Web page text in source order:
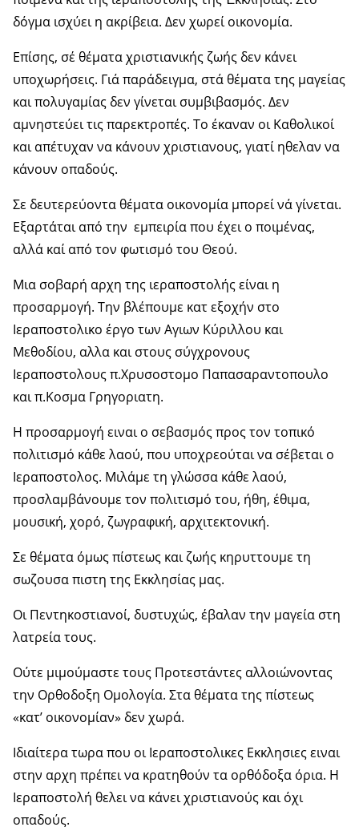
δόγμα ισχύει η ακρίβεια. Δεν χωρεί οικονομία.
Επίσης, σέ θέματα χριστιανικής ζωής δεν κάνει
υποχωρήσεις. Γιά παράδειγμα, στά θέματα της μαγείας
και πολυγαμίας δεν γίνεται συμβιβασμός. Δεν
αμνηστεύει τις παρεκτροπές. Το έκαναν οι Καθολικοί
και απέτυχαν να κάνουν χριστιανους, γιατί ηθελαν να
κάνουν οπαδούς.
Σε δευτερεύοντα θέματα οικονομία μπορεί νά γίνεται.
Εξαρτάται από την εμπειρία που έχει ο ποιμένας,
αλλά καί από τον φωτισμό του Θεού.
Μια σοβαρή αρχη της ιεραποστολής είναι η
προσαρμογή. Την βλέπουμε κατ εξοχήν στο
Ιεραποστολικο έργο των Αγιων Κύριλλου και
Μεθοδίου, αλλα και στους σύγχρονους
Ιεραποστολους π.Χρυσοστομο Παπασαραντοπουλο
και π.Κοσμα Γρηγοριατη.
Η προσαρμογή ειναι ο σεβασμός προς τον τοπικό
πολιτισμό κάθε λαού, που υποχρεούται να σέβεται ο
Ιεραποστολος. Μιλάμε τη γλώσσα κάθε λαού,
προσλαμβάνουμε τον πολιτισμό του, ήθη, έθιμα,
μουσική, χορό, ζωγραφική, αρχιτεκτονική.
Σε θέματα όμως πίστεως και ζωής κηρυττουμε τη
σωζουσα πιστη της Εκκλησίας μας.
Οι Πεντηκοστιανοί, δυστυχώς, έβαλαν την μαγεία στη
λατρεία τους.
Ούτε μιμούμαστε τους Προτεστάντες αλλοιώνοντας
την Ορθοδοξη Ομολογία. Στα θέματα της πίστεως
«κατ’ οικονομίαν» δεν χωρά.
Ιδιαίτερα τωρα που οι Ιεραποστολικες Εκκλησιες ειναι
στην αρχη πρέπει να κρατηθούν τα ορθόδοξα όρια. Η
Ιεραποστολή θελει να κάνει χριστιανούς και όχι
οπαδούς.